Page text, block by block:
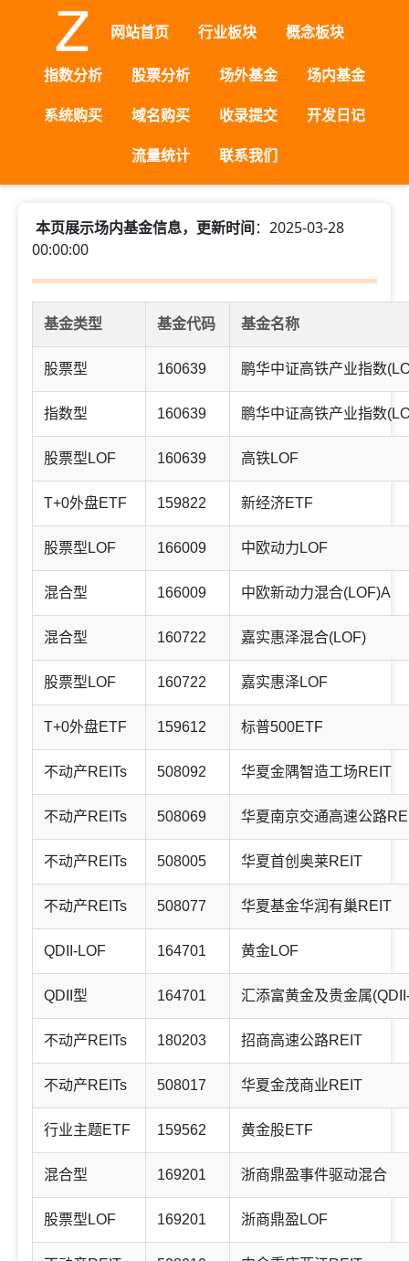
网站首页 行业板块 概念板块
指数分析 股票分析 场外基金
场内基金
系统购买
域名购买 收录提交
开发日记
流量统计
联系我们
本页展示场内基金信息，更新时间：2025-03-28
00:00:00
基金类型 基金代码 基金名称
股票型 160639 鹏华中证高铁产业指数
指数型 160639 鹏华中证高铁产业指数
股票型LOF 160639 高铁LOF
T+0外盘ETF 159822 新经济ETF
股票型LOF 166009 中欧动力LOF
混合型 166009 中欧新动力混合(LOF)A
混合型 160722 嘉实惠泽混合(LOF)
股票型LOF 160722 嘉实惠泽LOF
T+0外盘ETF 159612 标普500ETF
不动产REITs 508092 华夏金隅智造工场REIT
不动产REITs 508069 华夏南京交通高速公路
不动产REITs 508005 华夏首创奥莱REIT
不动产REITs 508077 华夏基金华润有巢REIT
QDII-LOF 164701 黄金LOF
QDII型 164701 汇添富黄金及贵金属
不动产REITs 180203 招商高速公路REIT
不动产REITs 508017 华夏金茂商业REIT
行业主题ETF 159562 黄金股ETF
混合型 169201 浙商鼎盈事件驱动混合
股票型LOF 169201 浙商鼎盈LOF